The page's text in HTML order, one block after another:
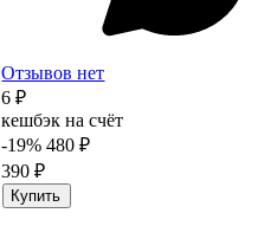
Отзывов нет
6 ₽
кешбэк на счёт
-19% 480 ₽
390 ₽
Купить